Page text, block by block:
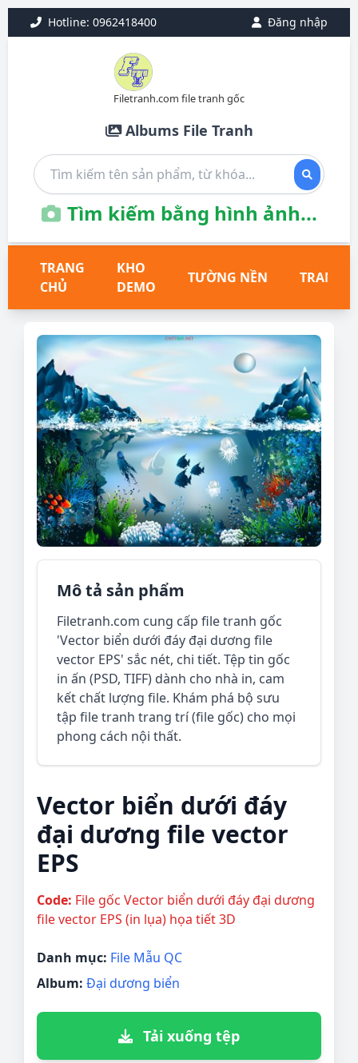
Hotline: 0962418400 Đăng nhập
Filetranh.com file tranh gốc
Albums File Tranh
Tìm kiếm bằng hình ảnh...
TRANG
CHỦ
KHO
DEMO
TƯỜNG NỀN TRANH
Mô tả sản phẩm
Filetranh.com cung cấp file tranh gốc
'Vector biển dưới đáy đại dương file
vector EPS' sắc nét, chi tiết. Tệp tin gốc
in ấn (PSD, TIFF) dành cho nhà in, cam
kết chất lượng file. Khám phá bộ sưu
tập file tranh trang trí (file gốc) cho mọi
phong cách nội thất.
Vector biển dưới đáy
đại dương file vector
EPS
Code: File gốc Vector biển dưới đáy đại dương
file vector EPS (in lụa) họa tiết 3D
Danh mục: File Mẫu QC
Album: Đại dương biển
Tải xuống tệp